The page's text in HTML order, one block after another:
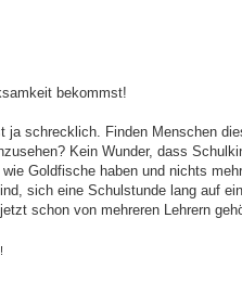
bekommst!
ja schrecklich. Finden Menschen
Kein Wunder, dass
Goldfische haben und nichts
sich eine Schulstunde lang auf
schon von mehreren Lehrern